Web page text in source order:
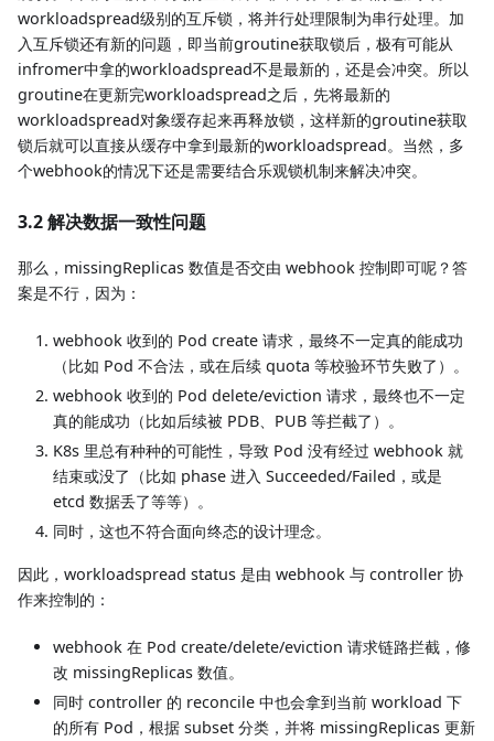
workloadspread级别的互斥锁，将并行处理限制为串行处理。加
入互斥锁还有新的问题，即当前groutine获取锁后，极有可能从
infromer中拿的workloadspread不是最新的，还是会冲突。所以
groutine在更新完workloadspread之后，先将最新的
workloadspread对象缓存起来再释放锁，这样新的groutine获取
锁后就可以直接从缓存中拿到最新的workloadspread。当然，多
个webhook的情况下还是需要结合乐观锁机制来解决冲突。
3.2 解决数据一致性问题
那么，missingReplicas 数值是否交由 webhook 控制即可呢？答
案是不行，因为：
webhook 收到的 Pod create 请求，最终不一定真的能成功
（比如 Pod 不合法，或在后续 quota 等校验环节失败了）。
webhook 收到的 Pod delete/eviction 请求，最终也不一定
真的能成功（比如后续被 PDB、PUB 等拦截了）。
K8s 里总有种种的可能性，导致 Pod 没有经过 webhook 就
结束或没了（比如 phase 进入 Succeeded/Failed，或是
etcd 数据丢了等等）。
同时，这也不符合面向终态的设计理念。
因此，workloadspread status 是由 webhook 与 controller 协
作来控制的：
webhook 在 Pod create/delete/eviction 请求链路拦截，修
改 missingReplicas 数值。
同时 controller 的 reconcile 中也会拿到当前 workload 下
的所有 Pod，根据 subset 分类，并将 missingReplicas 更新